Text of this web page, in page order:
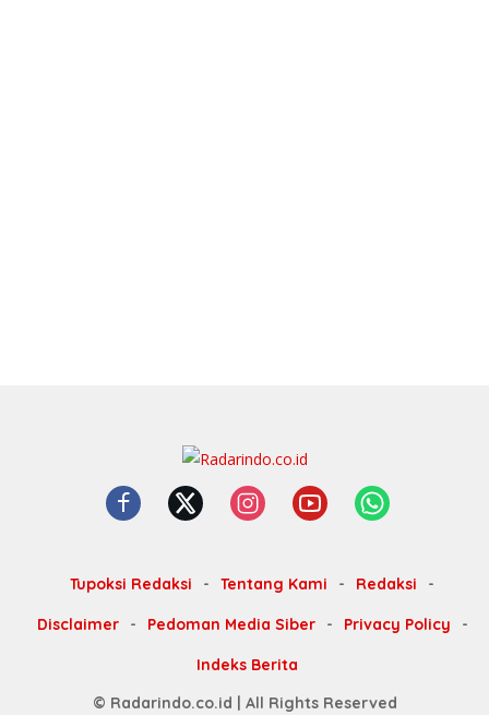
Tupoksi Redaksi Tentang Kami Redaksi
Disclaimer Pedoman Media Siber Privacy Policy
Indeks Berita
© Radarindo.co.id | All Rights Reserved